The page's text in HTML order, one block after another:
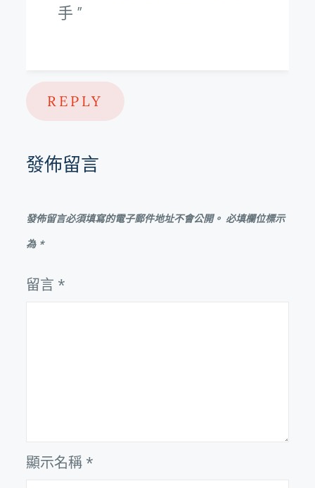
手
REPLY
發佈留言
發佈留言必須填寫的電子郵件地址不會公開。 必填欄位標示
為 *
留言 *
顯示名稱 *